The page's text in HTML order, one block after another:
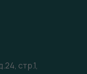
стр.1,